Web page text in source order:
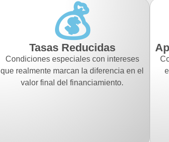
💰
Tasas Reducidas
Condiciones especiales con intereses
que realmente marcan la diferencia en el
valor final del financiamiento.